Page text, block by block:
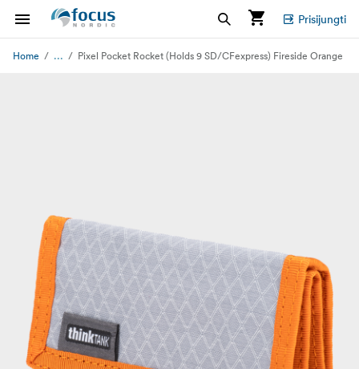
Prisijungti
Home ... Pixel Pocket Rocket (Holds 9 SD/CFexpress) Fireside Orange